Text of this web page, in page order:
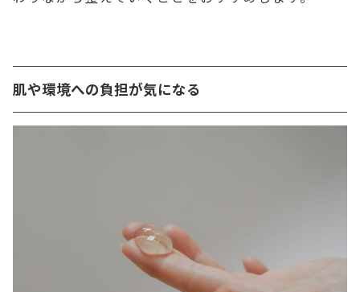
肌や環境への負担が気になる